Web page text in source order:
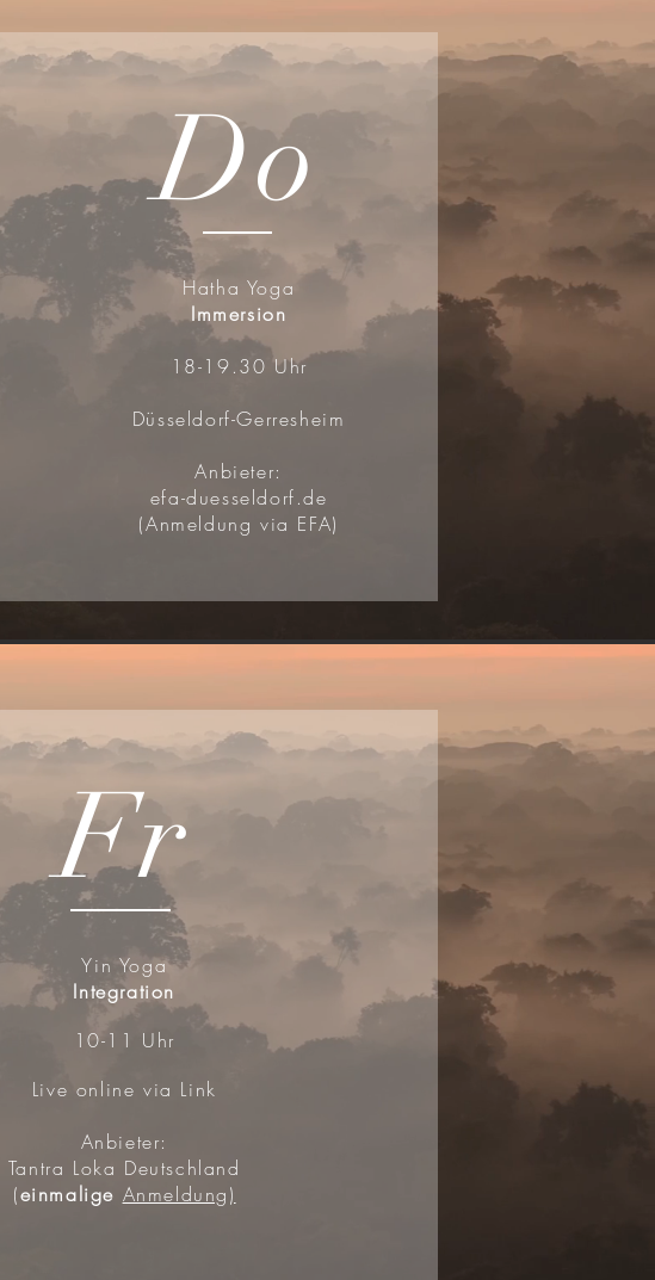
Do
Hatha Yoga
Immersion
18-19.30 Uhr
Düsseldorf-Gerresheim
Anbieter:
efa-duesseldorf.de
(Anmeldung via EFA)
Fr
Yin Yoga
Integration
10-11 Uhr
Live online via Link
Anbieter:
Tantra Loka Deutschland
(einmalige Anmeldung)